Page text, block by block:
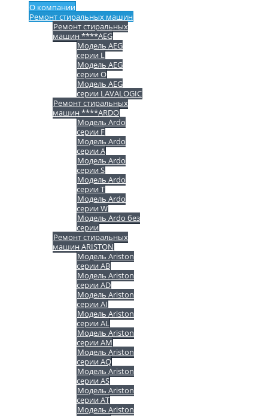
О компании
Ремонт стиральных машин
Ремонт стиральных
машин ****AEG
Модель AEG
серии L
Модель AEG
серии O
Модель AEG
серии LAVALOGIC
Ремонт стиральных
машин ****ARDO
Модель Ardo
серии F
Модель Ardo
серии A
Модель Ardo
серии S
Модель Ardo
серии T
Модель Ardo
серии W
Модель Ardo без
серии
Ремонт стиральных
машин ARISTON
Модель Ariston
серии AB
Модель Ariston
серии AD
Модель Ariston
серии AI
Модель Ariston
серии AL
Модель Ariston
серии AM
Модель Ariston
серии AQ
Модель Ariston
серии AS
Модель Ariston
серии AT
Модель Ariston